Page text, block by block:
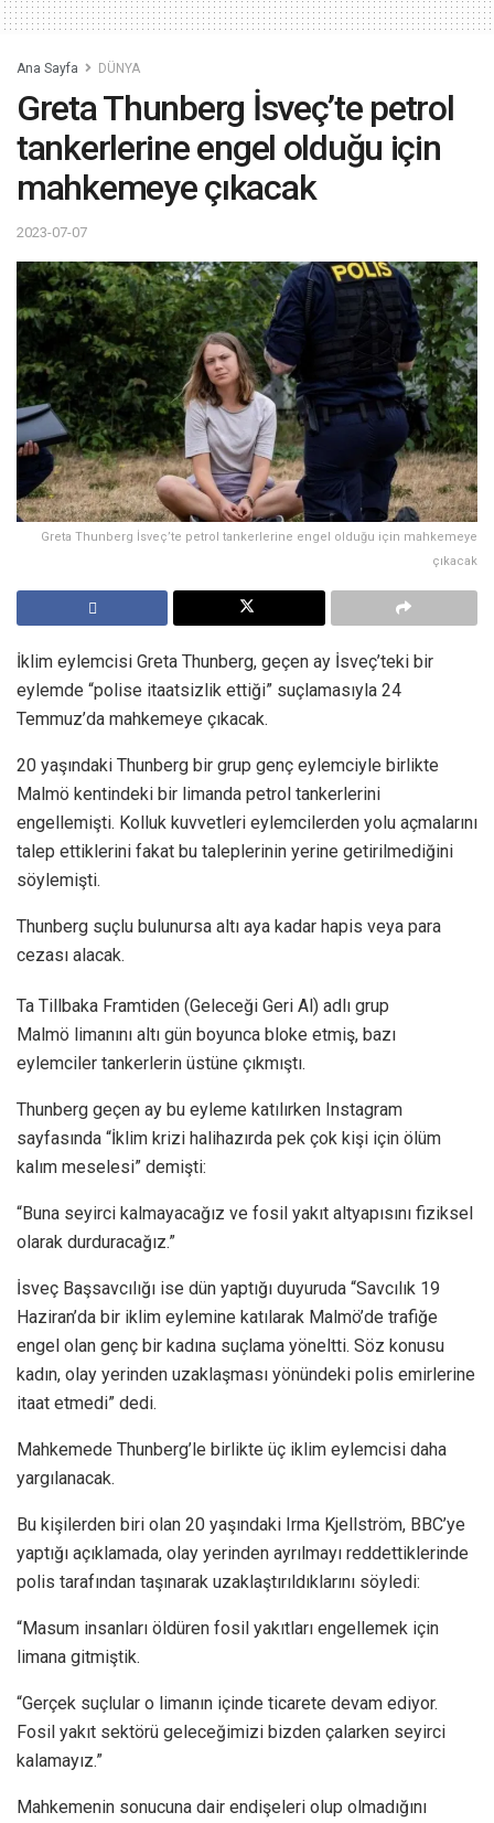
Ana Sayfa DÜNYA
Greta Thunberg İsveç’te petrol
tankerlerine engel olduğu için
mahkemeye çıkacak
2023-07-07
Greta Thunberg İsveç’te petrol tankerlerine engel olduğu için mahkemeye
çıkacak
İklim eylemcisi Greta Thunberg, geçen ay İsveç’teki bir
eylemde “polise itaatsizlik ettiği” suçlamasıyla 24
Temmuz’da mahkemeye çıkacak.
20 yaşındaki Thunberg bir grup genç eylemciyle birlikte
Malmö kentindeki bir limanda petrol tankerlerini
engellemişti. Kolluk kuvvetleri eylemcilerden yolu açmalarını
talep ettiklerini fakat bu taleplerinin yerine getirilmediğini
söylemişti.
Thunberg suçlu bulunursa altı aya kadar hapis veya para
cezası alacak.
Ta Tillbaka Framtiden (Geleceği Geri Al) adlı grup
Malmö limanını altı gün boyunca bloke etmiş, bazı
eylemciler tankerlerin üstüne çıkmıştı.
Thunberg geçen ay bu eyleme katılırken Instagram
sayfasında “İklim krizi halihazırda pek çok kişi için ölüm
kalım meselesi” demişti:
“Buna seyirci kalmayacağız ve fosil yakıt altyapısını fiziksel
olarak durduracağız.”
İsveç Başsavcılığı ise dün yaptığı duyuruda “Savcılık 19
Haziran’da bir iklim eylemine katılarak Malmö’de trafiğe
engel olan genç bir kadına suçlama yöneltti. Söz konusu
kadın, olay yerinden uzaklaşması yönündeki polis emirlerine
itaat etmedi” dedi.
Mahkemede Thunberg’le birlikte üç iklim eylemcisi daha
yargılanacak.
Bu kişilerden biri olan 20 yaşındaki Irma Kjellström, BBC’ye
yaptığı açıklamada, olay yerinden ayrılmayı reddettiklerinde
polis tarafından taşınarak uzaklaştırıldıklarını söyledi:
“Masum insanları öldüren fosil yakıtları engellemek için
limana gitmiştik.
“Gerçek suçlular o limanın içinde ticarete devam ediyor.
Fosil yakıt sektörü geleceğimizi bizden çalarken seyirci
kalamayız.”
Mahkemenin sonucuna dair endişeleri olup olmadığını